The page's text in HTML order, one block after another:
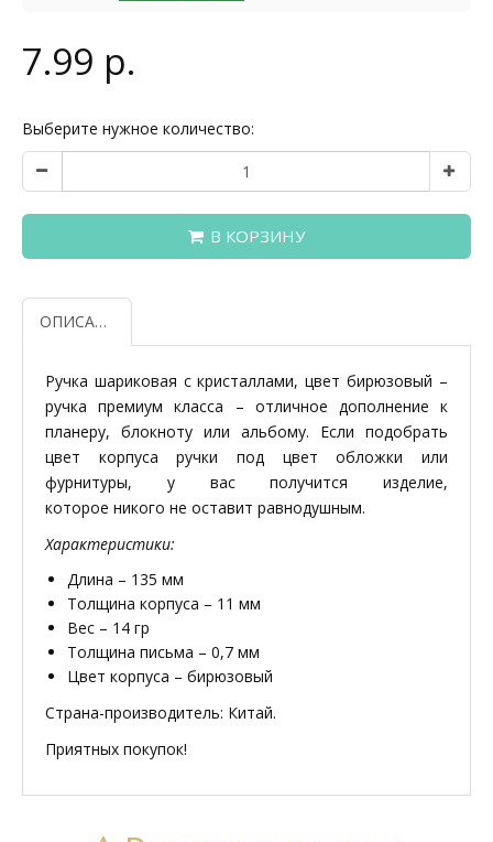
7.99 р.
Выберите нужное количество:
В КОРЗИНУ
ОПИСАНИЕ
Ручка шариковая с кристаллами, цвет бирюзовый –
ручка премиум класса – отличное дополнение к
планеру, блокноту или альбому. Если подобрать
цвет корпуса ручки под цвет обложки или
фурнитуры, у вас получится изделие,
которое никого не оставит равнодушным.
Характеристики:
Длина – 135 мм
Толщина корпуса – 11 мм
Вес – 14 гр
Толщина письма – 0,7 мм
Цвет корпуса – бирюзовый
Страна-производитель: Китай.
Приятных покупок!